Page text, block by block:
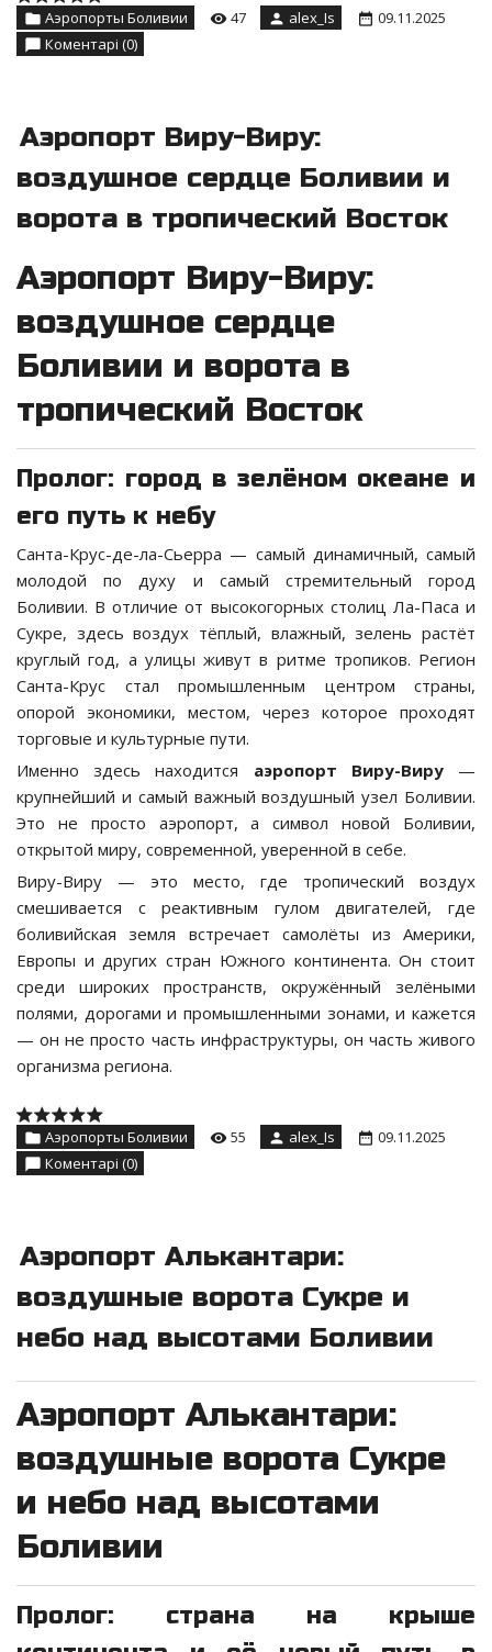
Аэропорты Боливии 47 alex_Is
09.11.2025
Коментарі (0)
Аэропорт Виру-Виру:
воздушное сердце Боливии и
ворота в тропический Восток
Аэропорт Виру-Виру:
воздушное сердце
Боливии и ворота в
тропический Восток
Пролог: город в зелёном океане и
его путь к небу
Санта-Крус-де-ла-Сьерра — самый динамичный, самый
молодой по духу и самый стремительный город
Боливии. В отличие от высокогорных столиц Ла-Паса и
Сукре, здесь воздух тёплый, влажный, зелень растёт
круглый год, а улицы живут в ритме тропиков. Регион
Санта-Крус стал промышленным центром страны,
опорой экономики, местом, через которое проходят
торговые и культурные пути.
Именно здесь находится аэропорт Виру-Виру—
крупнейший и самый важный воздушный узел Боливии.
Это не просто аэропорт, а символ новой Боливии,
открытой миру, современной, уверенной в себе.
Виру-Виру — это место, где тропический воздух
смешивается с реактивным гулом двигателей, где
боливийская земля встречает самолёты из Америки,
Европы и других стран Южного континента. Он стоит
среди широких пространств, окружённый зелёными
полями, дорогами и промышленными зонами, и кажется
— он не просто часть инфраструктуры, он часть живого
организма региона.
Аэропорты Боливии 55 alex_Is
09.11.2025
Коментарі (0)
Аэропорт Алькантари:
воздушные ворота Сукре и
небо над высотами Боливии
Аэропорт Алькантари:
воздушные ворота Сукре
и небо над высотами
Боливии
Пролог: страна на крыше